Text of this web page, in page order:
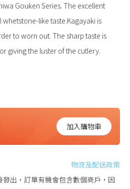
Gouken Series. The excellent
like taste.Kagayaki is
to worn out. The sharp taste is
giving the luster of the cutlery.
加入購物車
物流及配送政策
出，訂單有機會包含數個商戶，因